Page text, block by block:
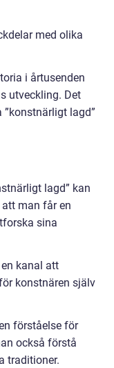
med olika
i årtusenden
utveckling. Det
lagd”
lagd” kan
man får en
sina
kanal att
konstnären själv
förståelse för
också förstå
traditioner.